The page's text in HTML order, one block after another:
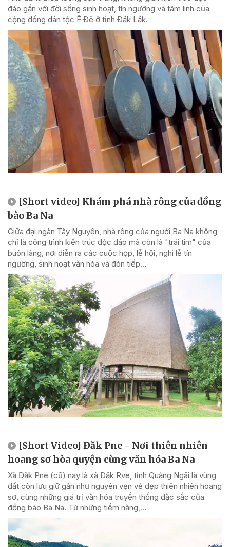
đáo gắn với đời sống sinh hoạt, tín ngưỡng và tâm linh của
cộng đồng dân tộc Ê Đê ở tỉnh Đắk Lắk.
[Short video] Khám phá nhà rông của đồng
bào Ba Na
Giữa đại ngàn Tây Nguyên, nhà rông của người Ba Na không
chỉ là công trình kiến trúc độc đáo mà còn là "trái tim" của
buôn làng, nơi diễn ra các cuộc họp, lễ hội, nghi lễ tín
ngưỡng, sinh hoạt văn hóa và đón tiếp...
[Short Video] Đăk Pne - Nơi thiên nhiên
hoang sơ hòa quyện cùng văn hóa Ba Na
Xã Đăk Pne (cũ) nay là xã Đăk Rve, tỉnh Quảng Ngãi là vùng
đất còn lưu giữ gần như nguyên vẹn vẻ đẹp thiên nhiên hoang
sơ, cùng những giá trị văn hóa truyền thống đặc sắc của
đồng bào Ba Na. Từ những tiềm năng,...